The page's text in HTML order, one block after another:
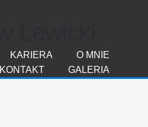
O MNIE
KARIERA
GALERIA
KONTAKT